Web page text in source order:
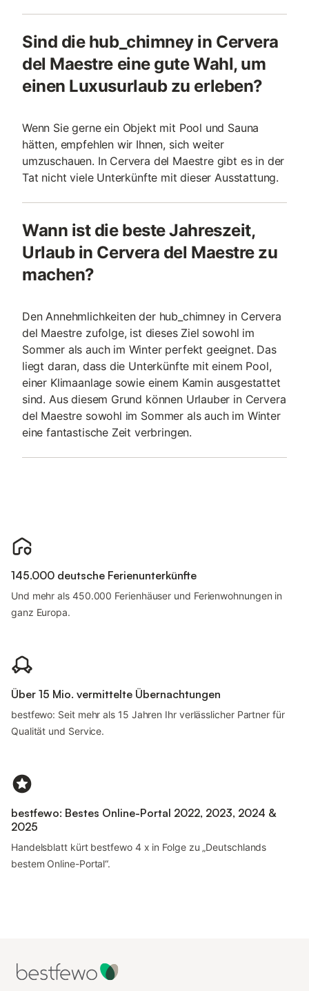
Sind die hub_chimney in Cervera
del Maestre eine gute Wahl, um
einen Luxusurlaub zu erleben?
Wenn Sie gerne ein Objekt mit Pool und Sauna
hätten, empfehlen wir Ihnen, sich weiter
umzuschauen. In Cervera del Maestre gibt es in der
Tat nicht viele Unterkünfte mit dieser Ausstattung.
Wann ist die beste Jahreszeit,
Urlaub in Cervera del Maestre zu
machen?
Den Annehmlichkeiten der hub_chimney in Cervera
del Maestre zufolge, ist dieses Ziel sowohl im
Sommer als auch im Winter perfekt geeignet. Das
liegt daran, dass die Unterkünfte mit einem Pool,
einer Klimaanlage sowie einem Kamin ausgestattet
sind. Aus diesem Grund können Urlauber in Cervera
del Maestre sowohl im Sommer als auch im Winter
eine fantastische Zeit verbringen.
145.000 deutsche Ferienunterkünfte
Und mehr als 450.000 Ferienhäuser und Ferienwohnungen in
ganz Europa.
Über 15 Mio. vermittelte Übernachtungen
bestfewo: Seit mehr als 15 Jahren Ihr verlässlicher Partner für
Qualität und Service.
bestfewo: Bestes Online-Portal 2022, 2023, 2024 &
2025
Handelsblatt kürt bestfewo 4 x in Folge zu „Deutschlands
bestem Online-Portal“.